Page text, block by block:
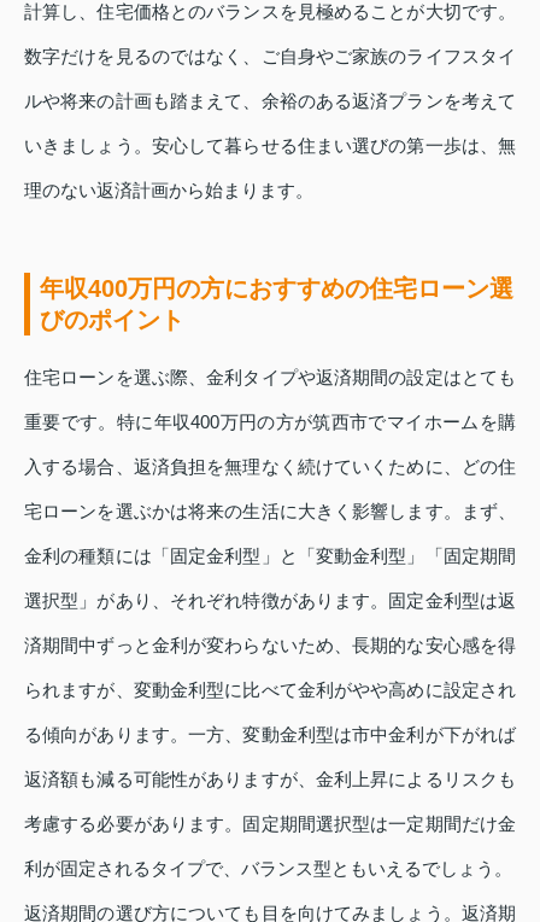
計算し、住宅価格とのバランスを見極めることが大切です。
数字だけを見るのではなく、ご自身やご家族のライフスタイ
ルや将来の計画も踏まえて、余裕のある返済プランを考えて
いきましょう。安心して暮らせる住まい選びの第一歩は、無
理のない返済計画から始まります。
年収400万円の方におすすめの住宅ローン選
びのポイント
住宅ローンを選ぶ際、金利タイプや返済期間の設定はとても
重要です。特に年収400万円の方が筑西市でマイホームを購
入する場合、返済負担を無理なく続けていくために、どの住
宅ローンを選ぶかは将来の生活に大きく影響します。まず、
金利の種類には「固定金利型」と「変動金利型」「固定期間
選択型」があり、それぞれ特徴があります。固定金利型は返
済期間中ずっと金利が変わらないため、長期的な安心感を得
られますが、変動金利型に比べて金利がやや高めに設定され
る傾向があります。一方、変動金利型は市中金利が下がれば
返済額も減る可能性がありますが、金利上昇によるリスクも
考慮する必要があります。固定期間選択型は一定期間だけ金
利が固定されるタイプで、バランス型ともいえるでしょう。
返済期間の選び方についても目を向けてみましょう。返済期